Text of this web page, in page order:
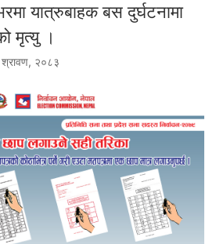
यात्रुबाहक बस दुर्घटनामा
मृत्यु ।
२०८३